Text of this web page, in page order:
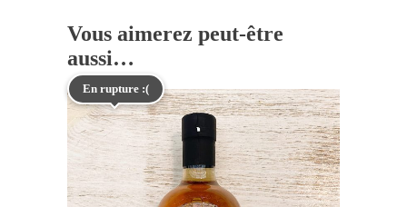
Vous aimerez peut-être
aussi…
En rupture :(